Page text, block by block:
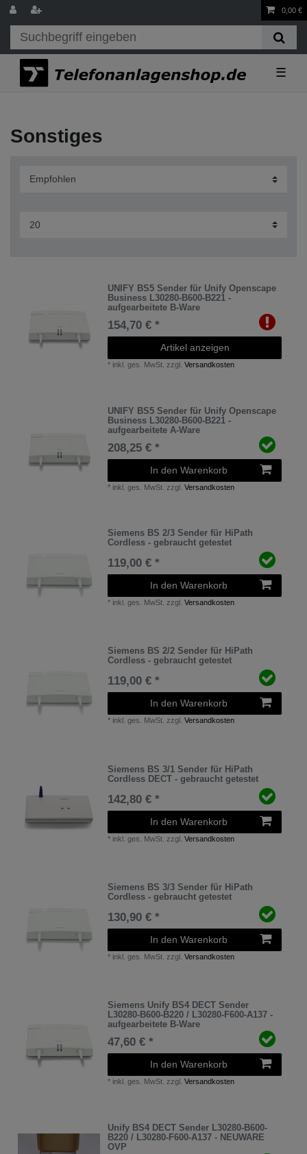
0,00 €
☰
Sonstiges
UNIFY BS5 Sender für Unify Openscape
Business L30280-B600-B221 -
aufgearbeitete B-Ware
154,70 € *
Artikel anzeigen
* inkl. ges. MwSt. zzgl.Versandkosten
UNIFY BS5 Sender für Unify Openscape
Business L30280-B600-B221 -
aufgearbeitete A-Ware
208,25 € *
In den Warenkorb
* inkl. ges. MwSt. zzgl.Versandkosten
Siemens BS 2/3 Sender für HiPath
Cordless - gebraucht getestet
119,00 € *
In den Warenkorb
* inkl. ges. MwSt. zzgl.Versandkosten
Siemens BS 2/2 Sender für HiPath
Cordless - gebraucht getestet
119,00 € *
In den Warenkorb
* inkl. ges. MwSt. zzgl.Versandkosten
Siemens BS 3/1 Sender für HiPath
Cordless DECT - gebraucht getestet
142,80 € *
In den Warenkorb
* inkl. ges. MwSt. zzgl.Versandkosten
Siemens BS 3/3 Sender für HiPath
Cordless - gebraucht getestet
130,90 € *
In den Warenkorb
* inkl. ges. MwSt. zzgl.Versandkosten
Siemens Unify BS4 DECT Sender
L30280-B600-B220 / L30280-F600-A137 -
aufgearbeitete B-Ware
47,60 € *
In den Warenkorb
* inkl. ges. MwSt. zzgl.Versandkosten
Unify BS4 DECT Sender L30280-B600-
B220 / L30280-F600-A137 - NEUWARE
OVP